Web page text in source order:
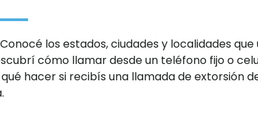
los estados, ciudades y localidades
cómo llamar desde un teléfono fijo o
hacer si recibís una llamada de extorsión